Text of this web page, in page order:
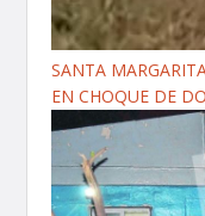
SANTA
EN CHOQUE DE